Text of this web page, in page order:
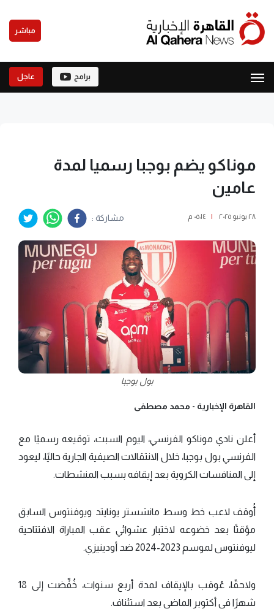
مباشر
برامج عاجل
موناكو يضم بوجبا رسميا لمدة
عامين
٢٨ يونيو ٢٠٢٥ | ٠٥:١٤ م مشاركة :
بول بوجبا
القاهرة الإخبارية - محمد مصطفى
أعلن نادي موناكو الفرنسي، اليوم السبت، توقيعه رسميًا مع
الفرنسي بول بوجبا، خلال الانتقالات الصيفية الجارية حاليًا، ليعود
إلى المنافسات الكروية بعد إيقافه بسبب المنشطات.
أُوقف لاعب خط وسط مانشستر يونايتد ويوفنتوس السابق
مؤقتًا بعد خضوعه لاختبار عشوائي عقب المباراة الافتتاحية
ليوفنتوس لموسم 2023-2024 ضد أودينيزي.
ولاحقًا، عُوقب بالإيقاف لمدة أربع سنوات، خُفِّضت إلى 18
شهرًا في أكتوبر الماضي بعد استئناف.